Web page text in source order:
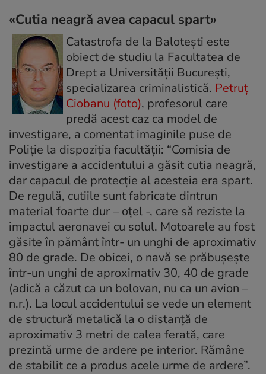
«Cutia neagră avea capacul spart»
Catastrofa de la Baloteşti este
obiect de studiu la Facultatea de
Drept a Universităţii Bucureşti,
specializarea criminalistică. Petruţ
Ciobanu (foto), profesorul care
predă acest caz ca model de
investigare, a comentat imaginile puse de
Poliţie la dispoziţia facultăţii: “Comisia de
investigare a accidentului a găsit cutia neagră,
dar capacul de protecţie al acesteia era spart.
De regulă, cutiile sunt fabricate dintrun
material foarte dur – oţel -, care să reziste la
impactul aeronavei cu solul. Motoarele au fost
găsite în pământ într- un unghi de aproximativ
80 de grade. De obicei, o navă se prăbuşeşte
într-un unghi de aproximativ 30, 40 de grade
(adică a căzut ca un bolovan, nu ca un avion –
n.r.). La locul accidentului se vede un element
de structură metalică la o distanţă de
aproximativ 3 metri de calea ferată, care
prezintă urme de ardere pe interior. Rămâne
de stabilit ce a produs acele urme de ardere”.